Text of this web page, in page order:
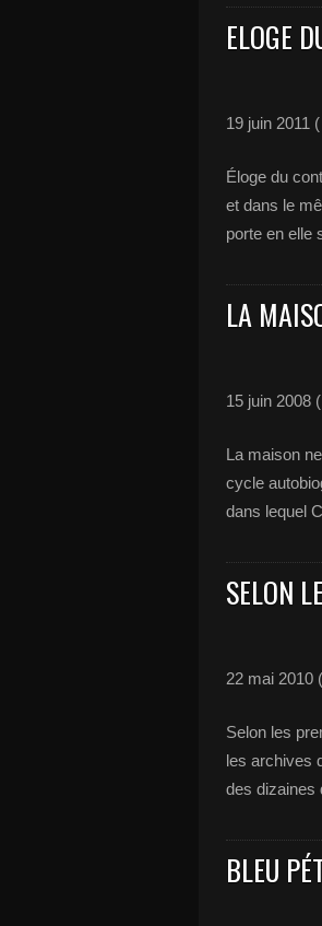
ELOGE
19 juin 2011
Éloge du
et dans le
porte en elle
LA
15 juin 2008
La maison
cycle
dans lequel
SELON
22 mai 2010
Selon les
les archives
des dizaines
BLEU